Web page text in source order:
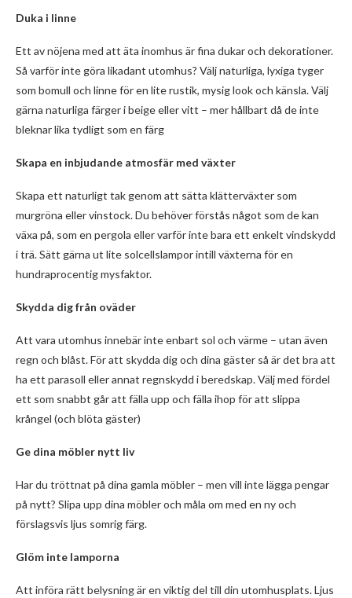
Duka i linne
Ett av nöjena med att äta inomhus är fina dukar och dekorationer.
Så varför inte göra likadant utomhus? Välj naturliga, lyxiga tyger
som bomull och linne för en lite rustik, mysig look och känsla. Välj
gärna naturliga färger i beige eller vitt – mer hållbart då de inte
bleknar lika tydligt som en färg
Skapa en inbjudande atmosfär med växter
Skapa ett naturligt tak genom att sätta klätterväxter som
murgröna eller vinstock. Du behöver förstås något som de kan
växa på, som en pergola eller varför inte bara ett enkelt vindskydd
i trä. Sätt gärna ut lite solcellslampor intill växterna för en
hundraprocentig mysfaktor.
Skydda dig från oväder
Att vara utomhus innebär inte enbart sol och värme – utan även
regn och blåst. För att skydda dig och dina gäster så är det bra att
ha ett parasoll eller annat regnskydd i beredskap. Välj med fördel
ett som snabbt går att fälla upp och fälla ihop för att slippa
krångel (och blöta gäster)
Ge dina möbler nytt liv
Har du tröttnat på dina gamla möbler – men vill inte lägga pengar
på nytt? Slipa upp dina möbler och måla om med en ny och
förslagsvis ljus somrig färg.
Glöm inte lamporna
Att införa rätt belysning är en viktig del till din utomhusplats. Ljus